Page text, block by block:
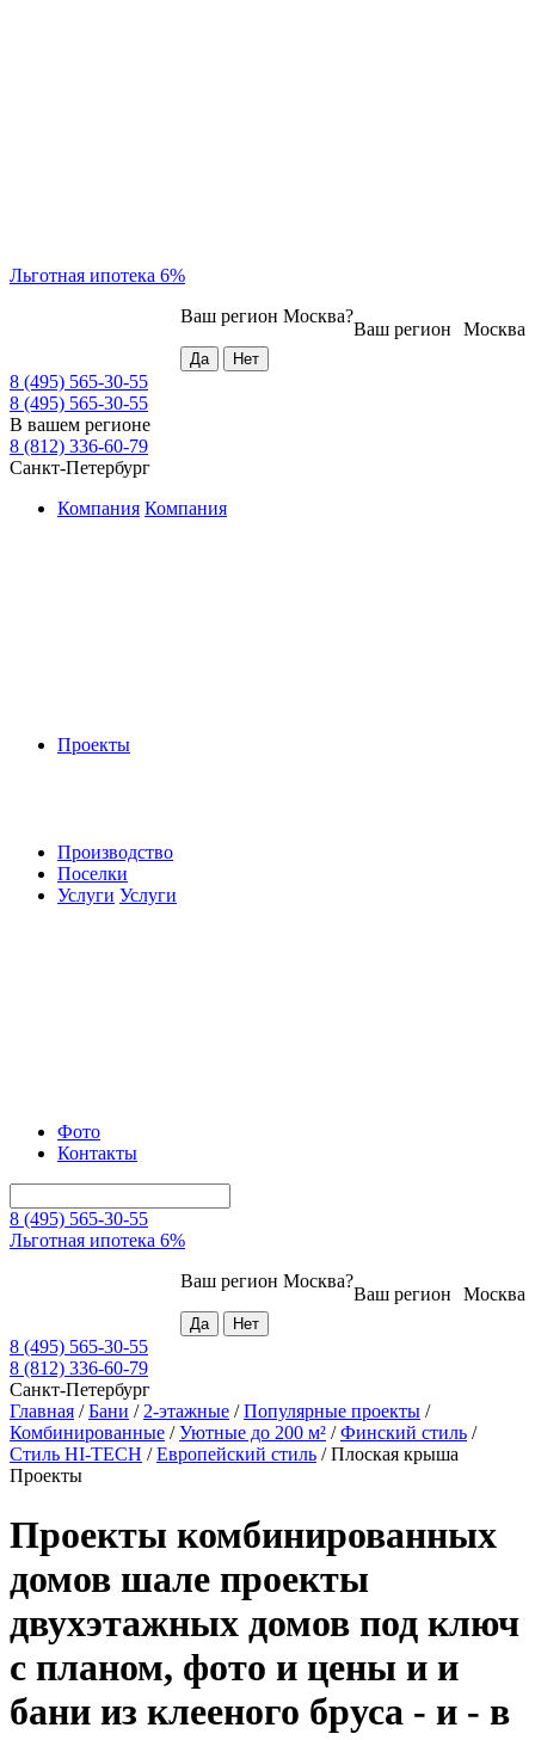
Льготная ипотека 6%
Москва
Ваш регион
Ваш регион Москва?
8 (495) 565-30-55
8 (495) 565-30-55
В вашем регионе
8 (812) 336-60-79
Санкт-Петербург
Компания Компания
Проекты
Производство
Поселки
Услуги Услуги
Фото
Контакты
8 (495) 565-30-55
Льготная ипотека 6%
Москва
Ваш регион
Ваш регион Москва?
8 (495) 565-30-55
8 (812) 336-60-79
Санкт-Петербург
Главная /Бани / 2-этажные /Популярные проекты /
Комбинированные /Уютные до 200 м² /Финский стиль /
Стиль HI-TECH /Европейский стиль /Плоская крыша
Проекты
Проекты комбинированных
домов шале проекты
двухэтажных домов под ключ
с планом, фото и цены и и
бани из клееного бруса - и - в